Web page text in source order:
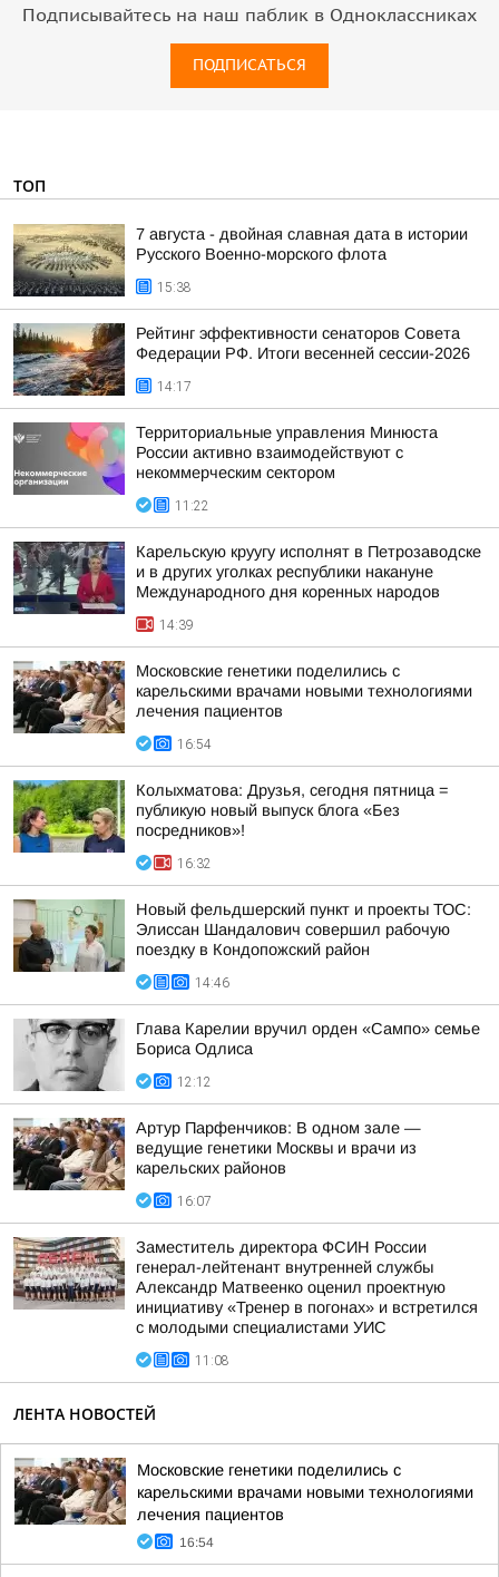
Подписывайтесь на наш паблик в Одноклассниках
ПОДПИСАТЬСЯ
ТОП
7 августа - двойная славная дата в истории
Русского Военно-морского флота
15:38
Рейтинг эффективности сенаторов Совета
Федерации РФ. Итоги весенней сессии-2026
14:17
Территориальные управления Минюста
России активно взаимодействуют с
некоммерческим сектором
11:22
Карельскую круугу исполнят в Петрозаводске
и в других уголках республики накануне
Международного дня коренных народов
14:39
Московские генетики поделились с
карельскими врачами новыми технологиями
лечения пациентов
16:54
Колыхматова: Друзья, сегодня пятница =
публикую новый выпуск блога «Без
посредников»!
16:32
Новый фельдшерский пункт и проекты ТОС:
Элиссан Шандалович совершил рабочую
поездку в Кондопожский район
14:46
Глава Карелии вручил орден «Сампо» семье
Бориса Одлиса
12:12
Артур Парфенчиков: В одном зале —
ведущие генетики Москвы и врачи из
карельских районов
16:07
Заместитель директора ФСИН России
генерал-лейтенант внутренней службы
Александр Матвеенко оценил проектную
инициативу «Тренер в погонах» и встретился
с молодыми специалистами УИС
11:08
ЛЕНТА НОВОСТЕЙ
Московские генетики поделились с
карельскими врачами новыми технологиями
лечения пациентов
16:54